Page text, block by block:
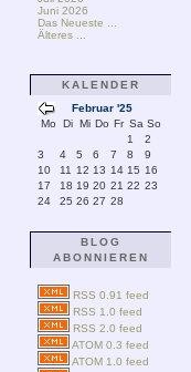
Juni 2026
Das Neueste ...
Älteres ...
KALENDER
Februar '25
Mo
Di Mi Do Fr Sa So
1
2
3
4 5 6 7 8
9
10
11 12 13 14 15 16
17
18 19 20 21 22 23
24
25 26 27 28
BLOG
ABONNIEREN
RSS 0.91 feed
RSS 1.0 feed
RSS 2.0 feed
ATOM 0.3 feed
ATOM 1.0 feed